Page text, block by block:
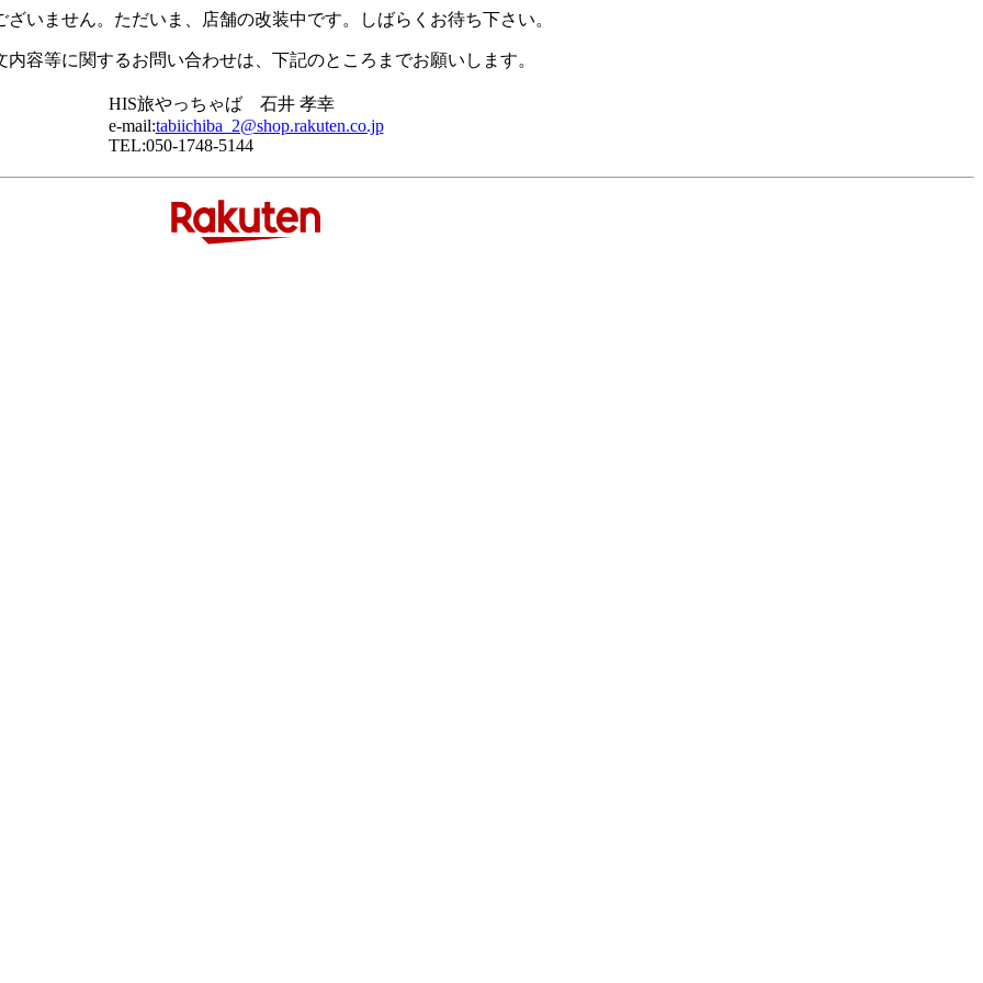
ざいません。ただいま、店舗の改装中です。しばらくお待ち下さい。
内容等に関するお問い合わせは、下記のところまでお願いします。
HIS旅やっちゃば 石井 孝幸
e-mail:tabiichiba_2@shop.rakuten.co.jp
TEL:050-1748-5144